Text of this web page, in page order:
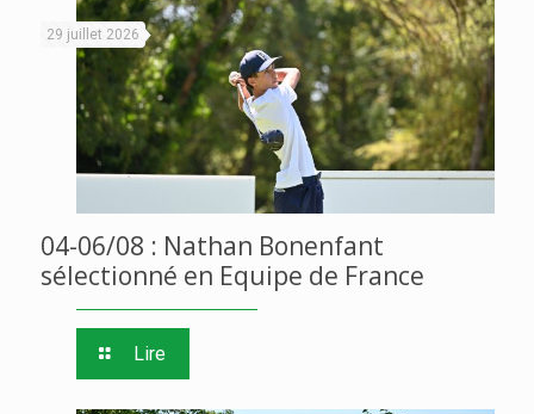
29 juillet 2026
04-06/08 : Nathan Bonenfant
sélectionné en Equipe de France
Lire